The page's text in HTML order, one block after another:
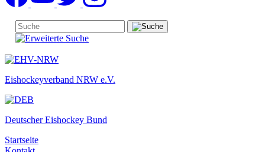
Eishockeyverband NRW e.V.
Deutscher Eishockey Bund
Startseite